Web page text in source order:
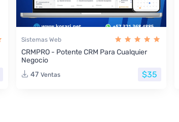
Sistemas Web
CRMPRO - Potente CRM Para Cualquier
Negocio
47 Ventas $35